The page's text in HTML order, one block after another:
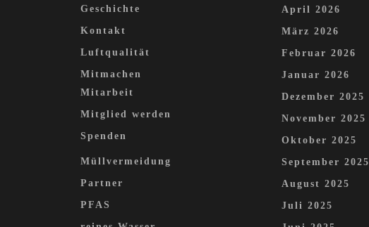
Geschichte
Kontakt
Luftqualität
Mitmachen
Mitarbeit
Mitglied werden
Spenden
Müllvermeidung
Partner
PFAS
April 2026
März 2026
Februar 2026
Januar 2026
Dezember 2025
November 2025
Oktober 2025
September 2025
August 2025
Juli 2025